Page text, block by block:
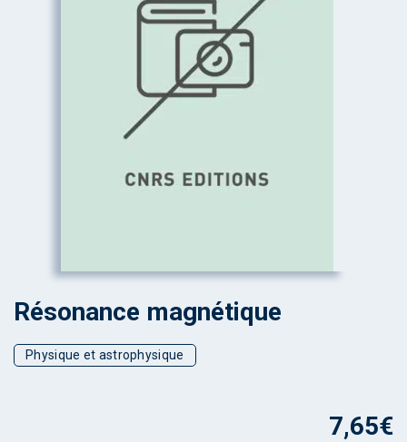
Résonance magnétique
Physique et astrophysique
7,65€